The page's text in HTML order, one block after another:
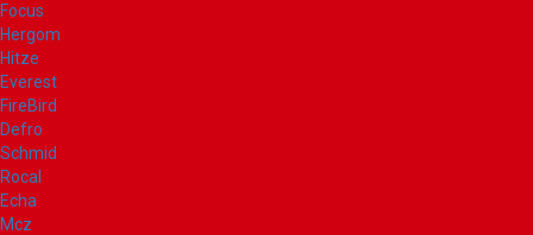
Focus
Hergom
Hitze
Everest
FireBird
Defro
Schmid
Rocal
Echa
Mcz